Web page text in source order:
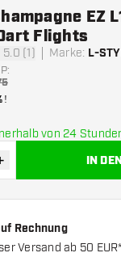
5.0 (1) Marke: L-
EZ
Flights
!
von 24
Menge erhöhenIN
Rechnung
Versand ab 50